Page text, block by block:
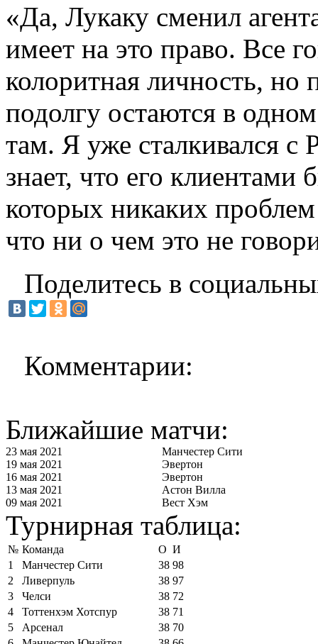
«Да, Лукаку сменил
имеет на это право. Все
колоритная личность, но
подолгу остаются в
там. Я уже сталкивался с
знает, что его
которых никаких
что ни о чем это не
Поделитесь в
Комментарии:
Ближайшие матчи:
23 мая 2021
Манчестер Сити
19 мая 2021
Эвертон
16 мая 2021
Эвертон
13 мая 2021
Астон Вилла
09 мая 2021
Вест Хэм
Турнирная таблица:
№ Команда О И
1
Манчестер Сити 38 98
2
Ливерпуль 38 97
3
Челси 38 72
4
Тоттенхэм Хотспур 38 71
5
Арсенал 38 70